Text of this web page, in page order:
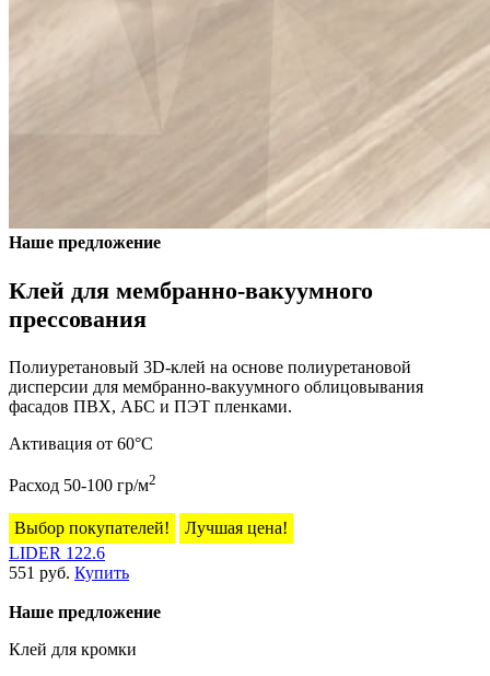
Наше предложение
Клей для мембранно-вакуумного
прессования
Полиуретановый 3D-клей на основе полиуретановой
дисперсии для мембранно-вакуумного облицовывания
фасадов ПВХ, АБС и ПЭТ пленками.
Активация от 60°С
Расход 50-100 гр/м2
Выбор покупателей!
Лучшая цена!
LIDER 122.6
551 руб. Купить
Наше предложение
Клей для кромки